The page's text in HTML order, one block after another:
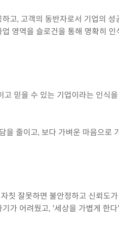
하고, 고객의 동반자로서 기업의
영역을 슬로건을 통해 명확히
고 믿을 수 있는 기업이라는 인
을 줄이고, 보다 가벼운 마음으로
칫 잘못하면 불안정하고 신뢰
가 어려웠고, '세상을 가볍게 한